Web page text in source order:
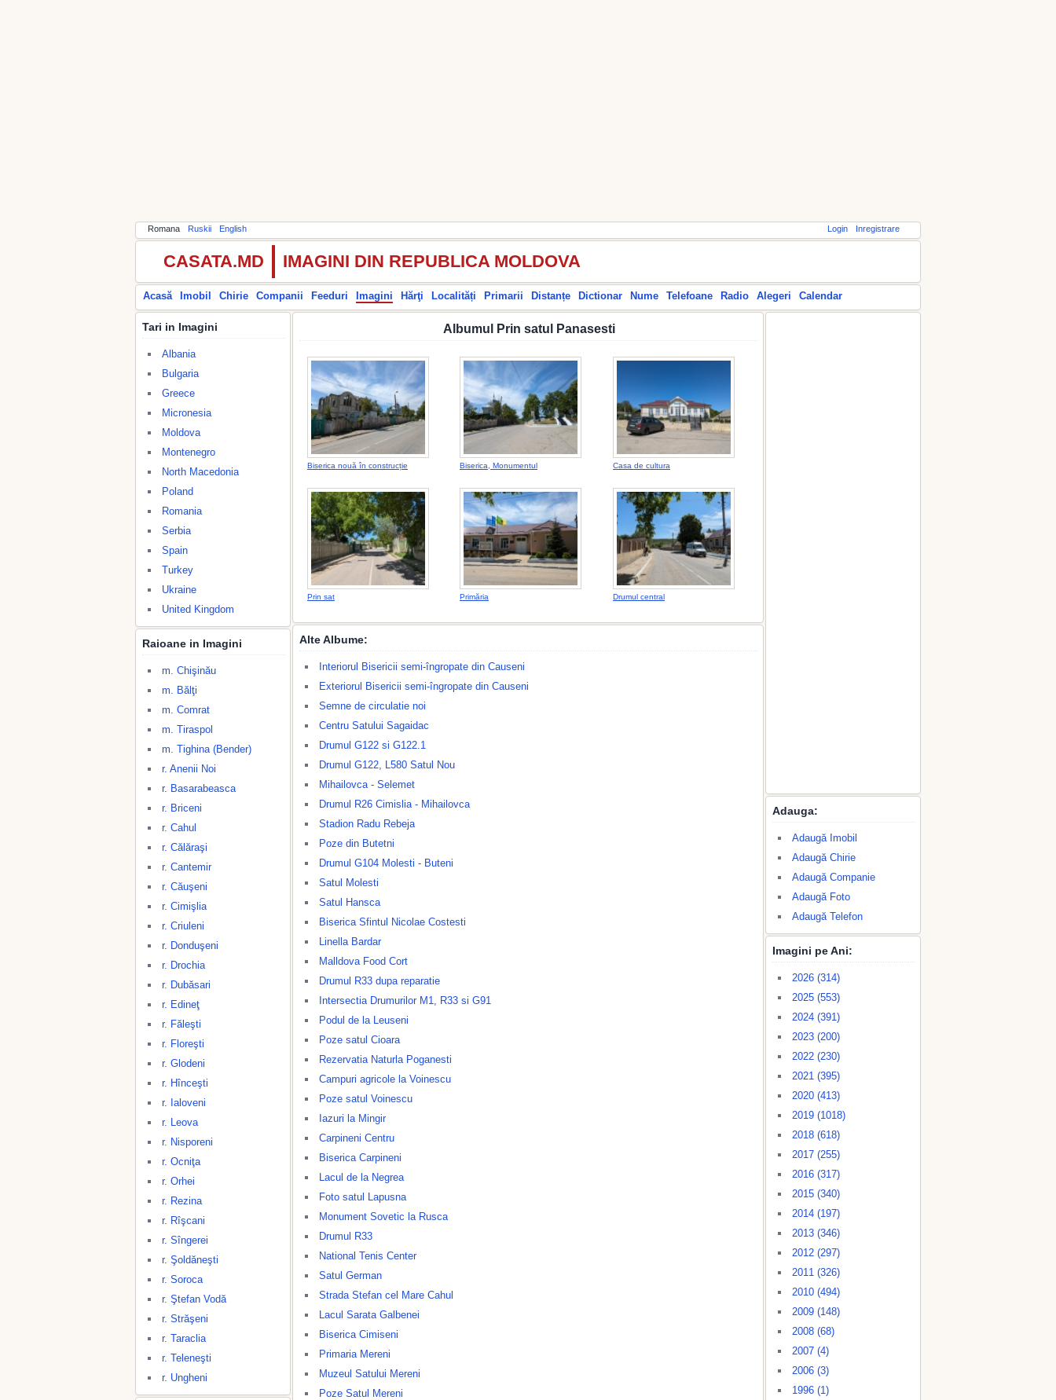
Romana Ruskii English Login Inregistrare
CASATA.MD IMAGINI DIN REPUBLICA MOLDOVA
Acasă Imobil Chirie Companii Feeduri Imagini Hărţi Localități Primarii Distanțe Dictionar Nume Telefoane Radio Alegeri Calendar
Tari in Imagini
Albania
Bulgaria
Greece
Micronesia
Moldova
Montenegro
North Macedonia
Poland
Romania
Serbia
Spain
Turkey
Ukraine
United Kingdom
Raioane in Imagini
m. Chişinău
m. Bălţi
m. Comrat
m. Tiraspol
m. Tighina (Bender)
r. Anenii Noi
r. Basarabeasca
r. Briceni
r. Cahul
r. Călăraşi
r. Cantemir
r. Căuşeni
r. Cimişlia
r. Criuleni
r. Donduşeni
r. Drochia
r. Dubăsari
r. Edineţ
r. Făleşti
r. Floreşti
r. Glodeni
r. Hînceşti
r. Ialoveni
r. Leova
r. Nisporeni
r. Ocniţa
r. Orhei
r. Rezina
r. Rîşcani
r. Sîngerei
r. Şoldăneşti
r. Soroca
r. Ştefan Vodă
r. Străşeni
r. Taraclia
r. Teleneşti
r. Ungheni
Albumul Prin satul Panasesti
Biserica nouă în construcție Biserica, Monumentul Casa de cultura
Prin sat Primăria Drumul central
Alte Albume:
Interiorul Bisericii semi-îngropate din Causeni
Exteriorul Bisericii semi-îngropate din Causeni
Semne de circulatie noi
Centru Satului Sagaidac
Drumul G122 si G122.1
Drumul G122, L580 Satul Nou
Mihailovca - Selemet
Drumul R26 Cimislia - Mihailovca
Stadion Radu Rebeja
Poze din Butetni
Drumul G104 Molesti - Buteni
Satul Molesti
Satul Hansca
Biserica Sfintul Nicolae Costesti
Linella Bardar
Malldova Food Cort
Drumul R33 dupa reparatie
Intersectia Drumurilor M1, R33 si G91
Podul de la Leuseni
Poze satul Cioara
Rezervatia Naturla Poganesti
Campuri agricole la Voinescu
Poze satul Voinescu
Iazuri la Mingir
Carpineni Centru
Biserica Carpineni
Lacul de la Negrea
Foto satul Lapusna
Monument Sovetic la Rusca
Drumul R33
National Tenis Center
Satul German
Strada Stefan cel Mare Cahul
Lacul Sarata Galbenei
Biserica Cimiseni
Primaria Mereni
Muzeul Satului Mereni
Poze Satul Mereni
Adauga:
Adaugă Imobil
Adaugă Chirie
Adaugă Companie
Adaugă Foto
Adaugă Telefon
Imagini pe Ani:
2026 (314)
2025 (553)
2024 (391)
2023 (200)
2022 (230)
2021 (395)
2020 (413)
2019 (1018)
2018 (618)
2017 (255)
2016 (317)
2015 (340)
2014 (197)
2013 (346)
2012 (297)
2011 (326)
2010 (494)
2009 (148)
2008 (68)
2007 (4)
2006 (3)
1996 (1)